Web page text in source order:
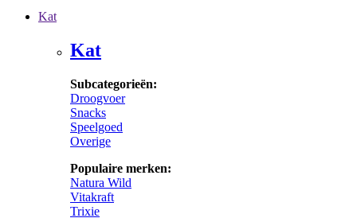
Kat
Kat
Subcategorieën:
Droogvoer
Snacks
Speelgoed
Overige
Populaire merken:
Natura Wild
Vitakraft
Trixie